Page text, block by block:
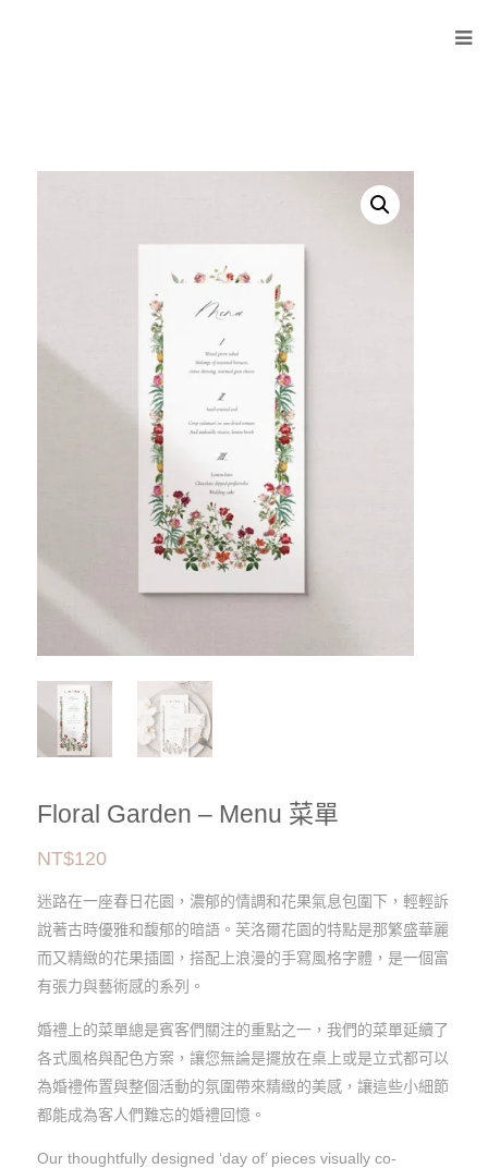
Floral Garden – Menu 菜單
NT$120
迷路在一座春日花園，濃郁的情調和花果氣息包圍下，輕輕訴
說著古時優雅和馥郁的暗語。芙洛爾花園的特點是那繁盛華麗
而又精緻的花果插圖，搭配上浪漫的手寫風格字體，是一個富
有張力與藝術感的系列。
婚禮上的菜單總是賓客們關注的重點之一，我們的菜單延續了
各式風格與配色方案，讓您無論是擺放在桌上或是立式都可以
為婚禮佈置與整個活動的氛圍帶來精緻的美感，讓這些小細節
都能成為客人們難忘的婚禮回憶。
Our thoughtfully designed ‘day of’ pieces visually co-